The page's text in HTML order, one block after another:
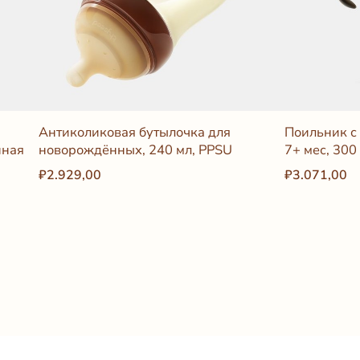
Антиколиковая бутылочка для
новорождённых, 240 мл, PPSU
₽2.929,00
Поильник
7+ мес,
₽3.071,00